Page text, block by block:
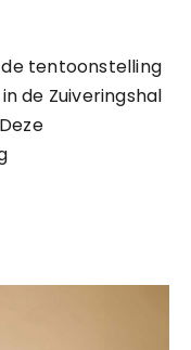
tentoonstelling
de Zuiveringshal